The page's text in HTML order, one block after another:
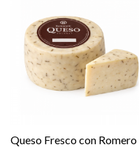
Queso Fresco con Romero